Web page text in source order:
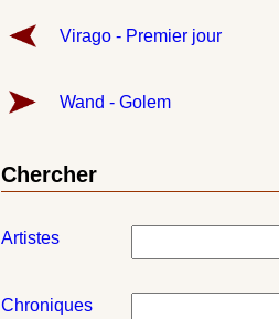
Virago - Premier jour
Wand - Golem
Chercher
Artistes
Chroniques